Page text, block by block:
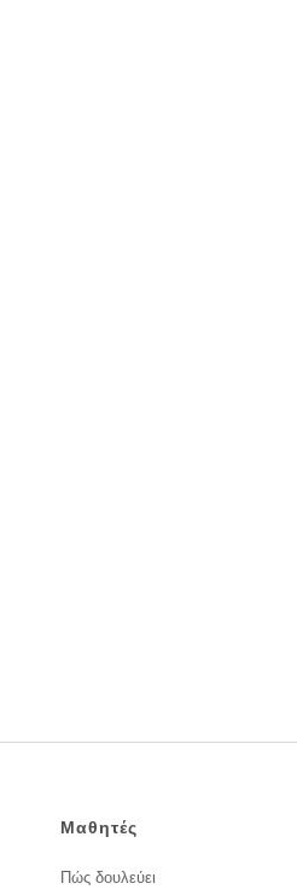
Μαθητές
Πώς δουλεύει